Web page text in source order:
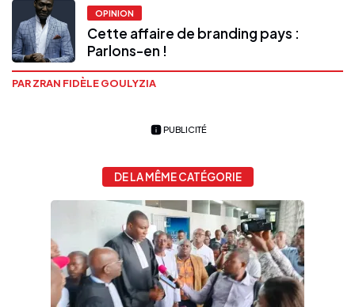
OPINION
Cette affaire de branding pays :
Parlons-en !
PAR ZRAN FIDÈLE GOULYZIA
PUBLICITÉ
DE LA MÊME CATÉGORIE